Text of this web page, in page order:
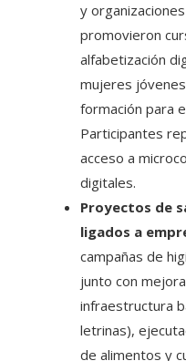
y
promovieron
alfabetización
mujeres
formación para
Participantes
acceso a
digitales.
Proyectos de
ligados a
campañas de
junto con
infraestructura
letrinas),
de alimentos y